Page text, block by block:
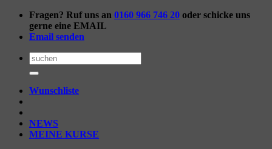
Zum
springen
Fragen? Ruf uns an 0160 966 746 20 oder schicke uns
gerne eine EMAIL
Email senden
Suchen
nach:
Wunschliste
NEWS
MEINE KURSE